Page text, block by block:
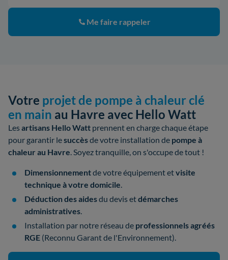
Me faire rappeler
Votre projet de pompe à chaleur clé
en main au Havre avec Hello Watt
Lesartisans Hello Watt prennent en charge chaque étape
pour garantir lesuccèsde votre installation de pompe à
chaleur au Havre. Soyez tranquille, on s'occupe de tout !
Dimensionnementde votre équipement etvisite
technique à votre domicile.
Déduction des aidesdu devis etdémarches
administratives.
Installation par notre réseau de professionnelsagréés
RGE (Reconnu Garant de l'Environnement).